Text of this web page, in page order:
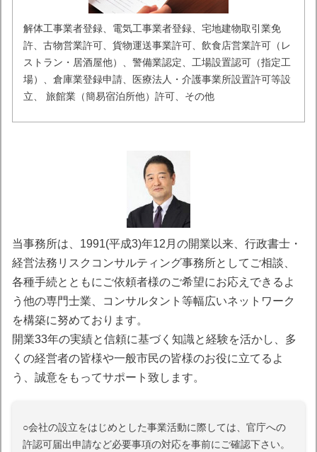
解体工事業者登録、電気工事業者登録、宅地建物取引業免
許、古物営業許可、貨物運送事業許可、飲食店営業許可（レ
ストラン・居酒屋他）、警備業認定、工場設置認可（指定工
場）、倉庫業登録申請、医療法人・介護事業所設置許可等設
立、 旅館業（簡易宿泊所他）許可、その他
当事務所は、1991(平成3)年12月の開業以来、行政書士・
経営法務リスクコンサルティング事務所としてご相談、
各種手続とともにご依頼者様のご希望にお応えできるよ
う他の専門士業、コンサルタント等幅広いネットワーク
を構築に努めております。
開業33年の実績と信頼に基づく知識と経験を活かし、多
くの経営者の皆様や一般市民の皆様のお役に立てるよ
う、誠意をもってサポート致します。
○会社の設立をはじめとした事業活動に際しては、官庁への
許認可届出申請など必要事項の対応を事前にご確認下さい。